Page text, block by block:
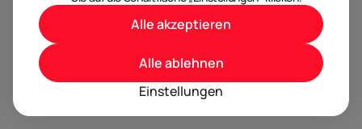
Einstellungen
Alle ablehnen
Alle akzeptieren